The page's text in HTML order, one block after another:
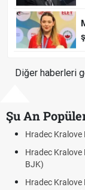
Diğer haberleri
Şu An
maçı şifresiz
CANLI İZLE
maçı